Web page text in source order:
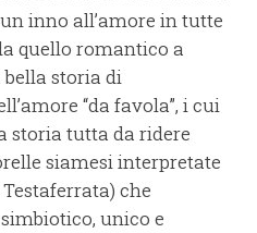
inno all’amore in tutte
quello romantico a
bella storia di
“da favola”, i cui
storia tutta da ridere
siamesi interpretate
che
unico e